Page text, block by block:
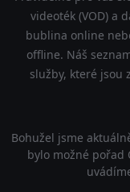
videoték (VOD) a
bublina online
offline. Náš
služby, které jsou
Bohužel jsme
bylo možné pořad